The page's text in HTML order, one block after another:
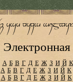
А Б В Г Д Е Ж З И Й К
А Б В Г Д Е Ж З И Й К
А Б В Г Д Е Ж З И Й К